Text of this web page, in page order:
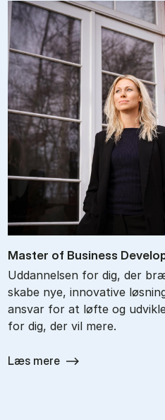
Ma­ster of Bu­si­ness
Uddannelsen for dig, der
skabe nye, innovative
ansvar for at løfte og
for dig, der vil mere.
Læs mere